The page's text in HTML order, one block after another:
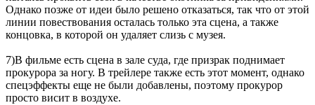
Однако позже от идеи было решено отказаться, так что от этой
линии повествования осталась только эта сцена, а также
концовка, в которой он удаляет слизь с музея.
7)В фильме есть сцена в зале суда, где призрак поднимает
прокурора за ногу. В трейлере также есть этот момент, однако
спецэффекты еще не были добавлены, поэтому прокурор
просто висит в воздухе.